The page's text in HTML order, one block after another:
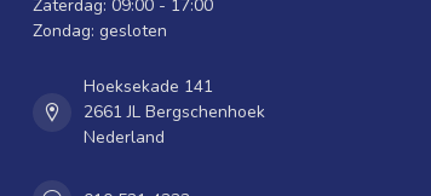
Zaterdag: 09:00 - 17:00
Zondag: gesloten
Hoeksekade 141
2661 JL Bergschenhoek
Nederland